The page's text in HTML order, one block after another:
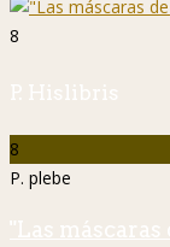
8
P. Hislibris
8
P. plebe
"Las máscaras